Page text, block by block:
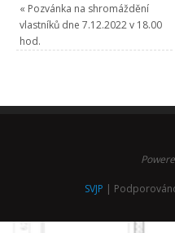
« Pozvánka na shromáždění
vlastníků dne 7.12.2022 v 18.00
hod.
SVJP |